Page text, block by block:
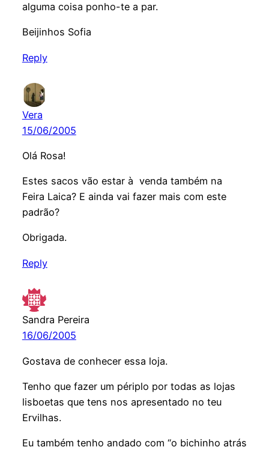
alguma coisa ponho-te a par.
Beijinhos Sofia
Reply
Vera
15/06/2005
Olá Rosa!
Estes sacos vão estar à venda também na
Feira Laica? E ainda vai fazer mais com este
padrão?
Obrigada.
Reply
Sandra Pereira
16/06/2005
Gostava de conhecer essa loja.
Tenho que fazer um périplo por todas as lojas
lisboetas que tens nos apresentado no teu
Ervilhas.
Eu também tenho andado com “o bichinho atrás